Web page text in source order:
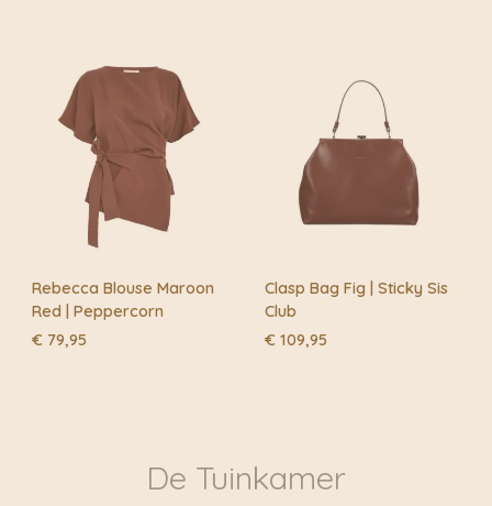
Rebecca Blouse Maroon
Red | Peppercorn
€ 79,95
Clasp Bag Fig | Sticky Sis
Club
€ 109,95
De Tuinkamer